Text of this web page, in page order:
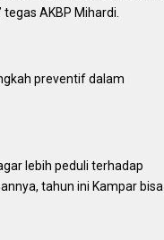
AKBP Mihardi.
preventif dalam
lebih peduli terhadap
tahun ini Kampar bisa